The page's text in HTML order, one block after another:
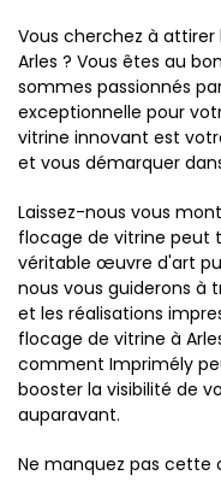
Vous cherchez à
Arles ? Vous êtes au
sommes passionnés
exceptionnelle pour
vitrine innovant est
et vous démarquer
Laissez-nous vous
flocage de vitrine peut
véritable œuvre d'art
nous vous guiderons à
et les réalisations
flocage de vitrine à
comment Imprimély
booster la visibilité de
auparavant.
Ne manquez pas